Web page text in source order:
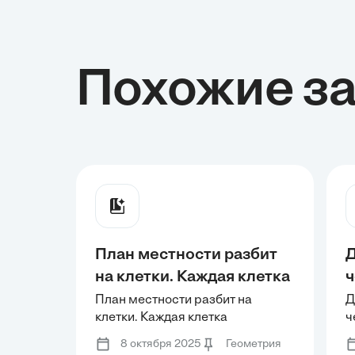
Похожие
План местности разбит
на клетки. Каждая клетка
обозначает квадрат 1 ~m
× 1 м. Найдите площадь
участка, выделенного на
План местности разбит на
клетки. Каждая клетка
обозначает квадрат 1 ~m × 1 м.
8 октября 2025 Геометрия